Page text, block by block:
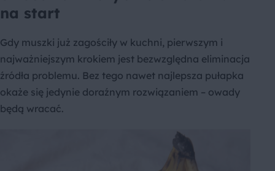
na start
Gdy muszki już zagościły w kuchni, pierwszym i
najważniejszym krokiem jest bezwzględna eliminacja
źródła problemu. Bez tego nawet najlepsza pułapka
okaże się jedynie doraźnym rozwiązaniem – owady
będą wracać.